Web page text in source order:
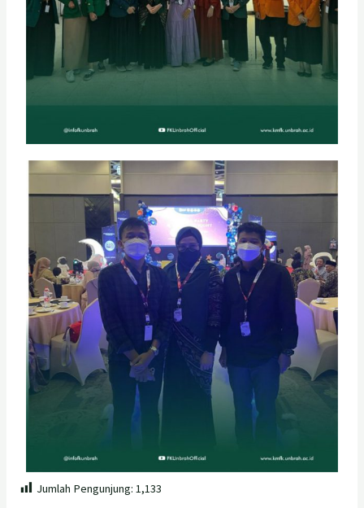
Jumlah Pengunjung: 1,133